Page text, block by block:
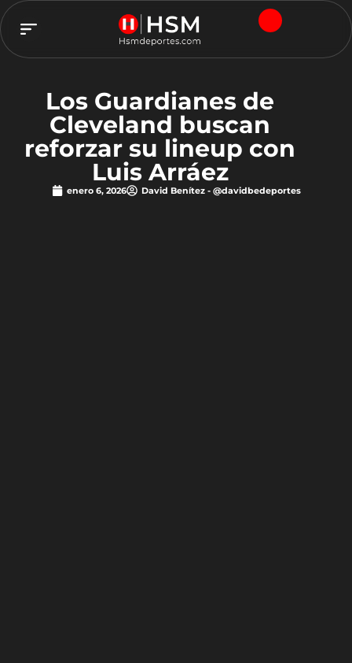
Los Guardianes de
Cleveland buscan
reforzar su lineup con
Luis Arráez
enero 6, 2026 David Benítez - @davidbedeportes